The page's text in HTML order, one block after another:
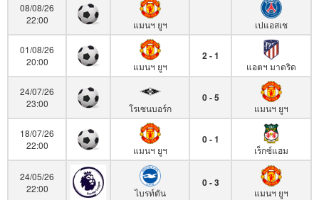
08/08/26
22:00
แมนฯ ยูฯ เปแอสเช
01/08/26
20:00
แมนฯ ยูฯ
2 - 1
แอตฯ มาดริด
24/07/26
23:00
โรเซนบอร์ก
0 - 5
แมนฯ ยูฯ
18/07/26
22:00
แมนฯ ยูฯ
0 - 1
เร็กซ์แฮม
24/05/26
22:00
ไบรท์ตัน
0 - 3
แมนฯ ยูฯ